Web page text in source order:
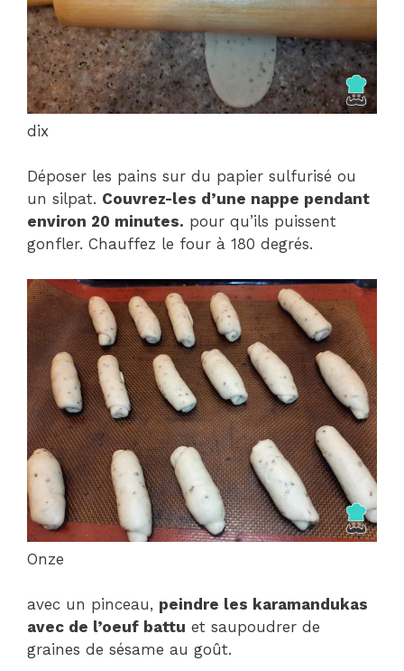
dix
Déposer les pains sur du papier sulfurisé ou
un silpat. Couvrez-les d’une nappe pendant
environ 20 minutes. pour qu’ils puissent
gonfler. Chauffez le four à 180 degrés.
Onze
avec un pinceau, peindre les karamandukas
avec de l’oeuf battu et saupoudrer de
graines de sésame au goût.